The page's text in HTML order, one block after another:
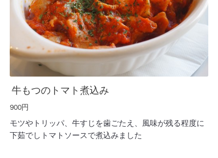
牛もつのトマト煮込み
900円
モツやトリッパ、牛すじを歯ごたえ、風味が残る程度に
下茹でしトマトソースで煮込みました